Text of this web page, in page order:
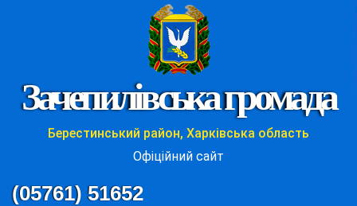
Зачепилівська громада
Берестинський район, Харківська область
Офіційний сайт
(05761) 51652